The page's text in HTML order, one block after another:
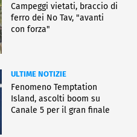
Campeggi vietati, braccio di
ferro dei No Tav, "avanti
con forza"
ULTIME NOTIZIE
Fenomeno Temptation
Island, ascolti boom su
Canale 5 per il gran finale